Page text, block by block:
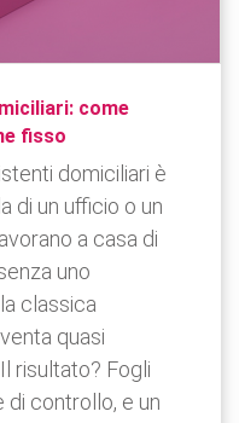
come
fisso
domiciliari è
di un ufficio o un
a casa di
uno
classica
quasi
risultato? Fogli
di controllo, e un